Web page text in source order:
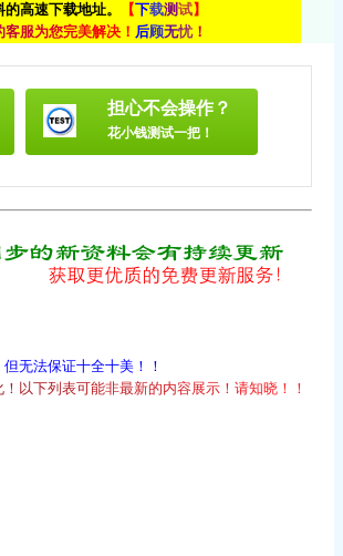
高速下载地址。 【下载测试】
客服为您完美解决 ！ 后顾无忧！
担心不会操作？
花小钱测试一把！
无法保证十全十美！！
！ 以下列 表可能非最新的内容展示 ！ 请知晓 ！ ！